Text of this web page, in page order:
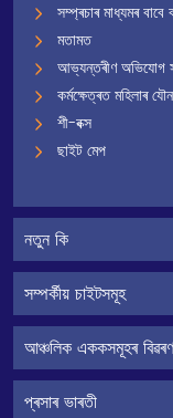
সম্প্ৰচাৰ মাধ্যমৰ বাবে
মতামত
আভ্যন্তৰীণ অভিযোগ
কৰ্মক্ষেত্ৰত মহিলাৰ
শী-বক্স
ছাইট মেপ
নতুন কি
সম্পৰ্কীয় চাইটসমূহ
আঞ্চলিক এককসমূহৰ বিৱৰণ
প্ৰসাৰ ভাৰতী